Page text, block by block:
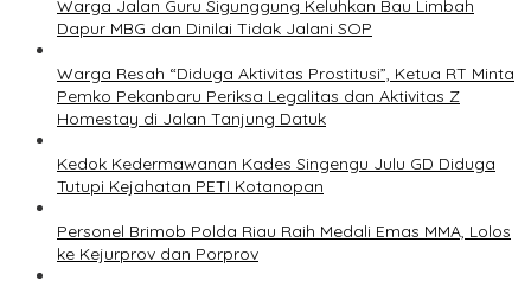
Warga Jalan Guru Sigunggung Keluhkan Bau Limbah
Dapur MBG dan Dinilai Tidak Jalani SOP
Warga Resah “Diduga Aktivitas Prostitusi”, Ketua RT Minta
Pemko Pekanbaru Periksa Legalitas dan Aktivitas Z
Homestay di Jalan Tanjung Datuk
Kedok Kedermawanan Kades Singengu Julu GD Diduga
Tutupi Kejahatan PETI Kotanopan
Personel Brimob Polda Riau Raih Medali Emas MMA, Lolos
ke Kejurprov dan Porprov